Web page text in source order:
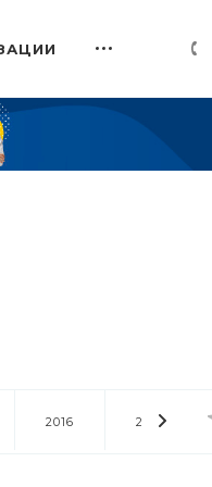
2016 2014